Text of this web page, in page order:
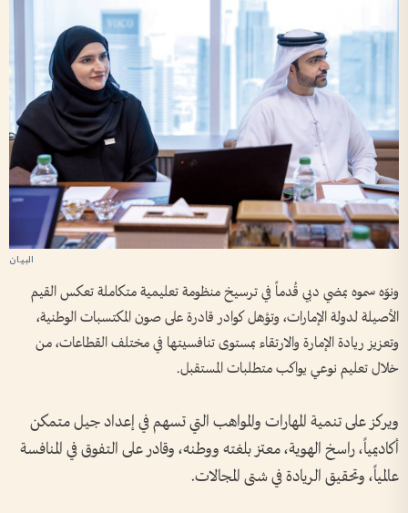
ونوّه سموه بمضي دبي قُدماً في ترسيخ منظومة تعليمية متكاملة تعكس القيم
الأصيلة لدولة الإمارات، وتؤهل كوادر قادرة على صون المكتسبات الوطنية،
وتعزيز ريادة الإمارة والارتقاء بمستوى تنافسيتها في مختلف القطاعات، من
خلال تعليم نوعي يواكب متطلبات المستقبل.
ويركز على تنمية المهارات والمواهب التي تسهم في إعداد جيل متمكن
أكاديمياً، راسخ الهوية، معتز بلغته ووطنه، وقادر على التفوق في المنافسة
عالمياً، وتحقيق الريادة في شتى المجالات.